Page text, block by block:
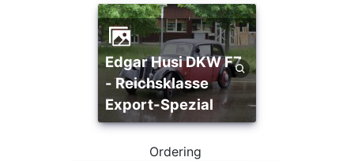
Edgar Husi DKW F7
- Reichsklasse
Export-Spezial
Ordering